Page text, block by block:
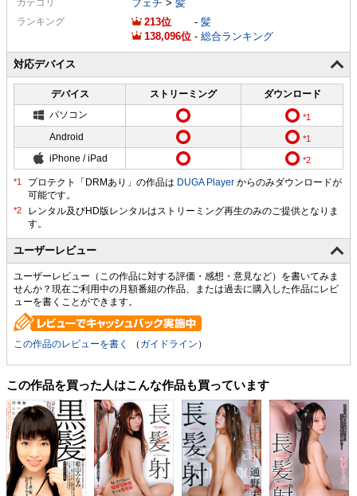
フェチ > 髪
ランキング 213 - 髪
138,096
- 総合ランキング
対応デバイス
デバイス ストリーミング
ダウンロード
パソコン
Android
iPhone / iPad
プロテクト「DRMあり」の作品は DUGA Player からのみダウンロードが
可能です。
ユーザーレビュー
ユーザーレビュー（この作品に対する評価・感想・意見など）を書いてみま
せんか？現在ご利用中の月額番組の作品、または過去に購入した作品にレビ
ューを書くことができます。
この作品のレビューを書く （ ガイドライン ）
この作品を買った人はこんな作品も買っています